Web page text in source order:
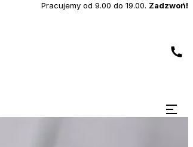
Pracujemy od 9.00 do 19.00. Zadzwoń!